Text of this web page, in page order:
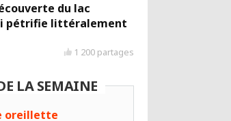
du lac
pétrifie littéralement
1 200 partages
LA SEMAINE
oreillette